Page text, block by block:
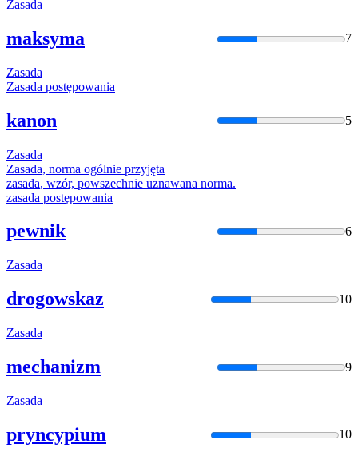
Zasada
maksyma 7
Zasada
Zasada postępowania
kanon 5
Zasada
Zasada, norma ogólnie przyjęta
zasada, wzór, powszechnie uznawana norma.
zasada postępowania
pewnik 6
Zasada
drogowskaz 10
Zasada
mechanizm 9
Zasada
pryncypium 10